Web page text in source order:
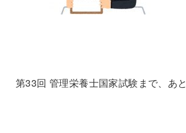
第33回 管理栄養士国家試験まで、あと